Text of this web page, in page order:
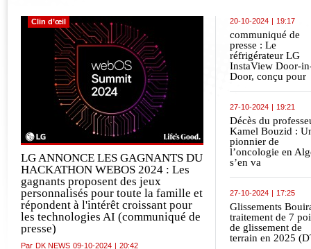
Clin d’œil
LG ANNONCE LES GAGNANTS DU
HACKATHON WEBOS 2024 : Les
gagnants proposent des jeux
personnalisés pour toute la famille et
répondent à l'intérêt croissant pour
les technologies AI (communiqué de
presse)
Par DK NEWS 09-10-2024 | 20:42
20-10-2024 | 19:17
communiqué de
presse : Le
réfrigérateur LG
InstaView Door-
Door, conçu pour
en intégrant des
technologies
au service de votre
cuisine
27-10-2024 | 19:21
Décès du
Kamel Bouzid :
pionnier de
l’oncologie en
s’en va
27-10-2024 | 17:25
Glissements
traitement de 7
de glissement de
terrain en 2025